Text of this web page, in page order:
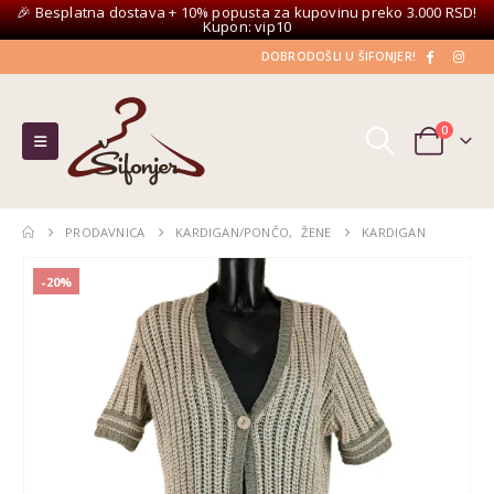
🎉 Besplatna dostava + 10% popusta za kupovinu preko 3.000 RSD!
Kupon: vip10
DOBRODOŠLI U ŠIFONJER!
0
PRODAVNICA KARDIGAN/PONČO, ŽENE KARDIGAN
-20%